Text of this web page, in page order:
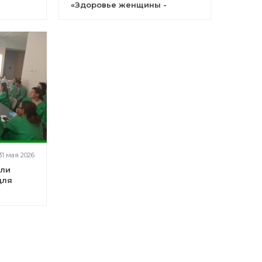
«Здоровье женщины -
мая 2026